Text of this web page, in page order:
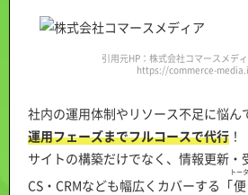
引用元HP：株式会社コマースメデ
https://commerce-
社内の運用体制やリソース不足に悩ん
運用フェーズまでフルコースで代行 ！
サイトの構築だけでなく、情報更新・
CS・CRMなども幅広くカバーする「
トー